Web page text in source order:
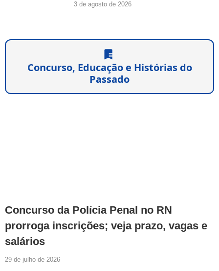
3 de agosto de 2026
Concurso, Educação e Histórias do
Passado
Concurso da Polícia Penal no RN
prorroga inscrições; veja prazo, vagas e
salários
29 de julho de 2026